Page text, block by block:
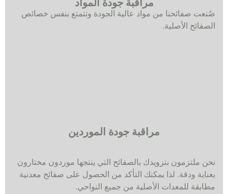
صُنعت صفائحنا من مواد عالية الجودة وتتمتع بنفس خصائص
الصفائح الأصلية.
مراقبة جودة الموردين
نحن ملتزمون بتزويدك بالصفائح التي ينتجها موردون مختارون
بعناية ودقة. لذا يمكنك التأكد من الحصول على صفائح معدنية
مطابقة للمعدات الأصلية من جميع النواحي.